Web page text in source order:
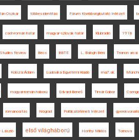
Oszkár többes identitás Fórum Kisebbségkutató Intézet
cseh-román határ magyar-szlovák határ Klubrádió 1918
Review Bécs BBTE L. Balogh Béni Trianon arcai
Kolozsi Ádám Ludovika Egyetemi Kiadó ma7.sk
magyar-román háború Edvard Beneš Timár Gábor
románosítás Nógrád Politikatörténeti Intézet
László első világháború Horthy Miklós Tornova